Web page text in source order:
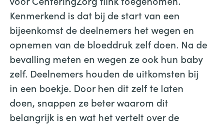
Kenmerkend is dat bij de start van een
bijeenkomst de deelnemers het wegen en
opnemen van de bloeddruk zelf doen. Na de
bevalling meten en wegen ze ook hun baby
zelf. Deelnemers houden de uitkomsten bij
in een boekje. Door hen dit zelf te laten
doen, snappen ze beter waarom dit
belangrijk is en wat het vertelt over de